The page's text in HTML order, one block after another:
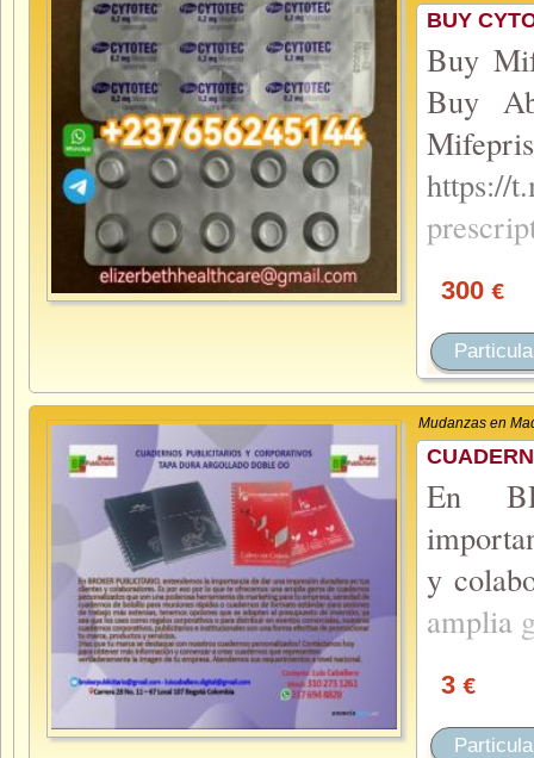
BUY
Buy
Buy
300 €
Mudanzas en
En
y
amplia
3 €